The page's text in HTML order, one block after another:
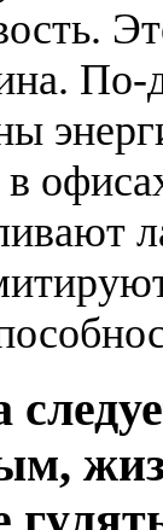
По-